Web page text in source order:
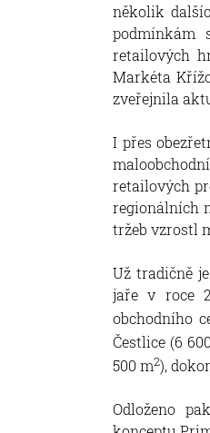
několik
podmínkám
retailových
Markéta
zveřejnila
I přes
retailových
regionálních
tržeb vzrostl
Už tradičně
jaře v roce
obchodního
Čestlice (6
500 m2),
Odloženo